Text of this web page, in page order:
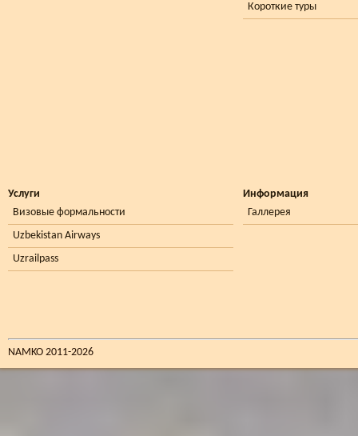
Короткие туры
Услуги
Визовые формальности
Uzbekistan Airways
Uzrailpass
Информация
Галлерея
NAMKO 2011-2026